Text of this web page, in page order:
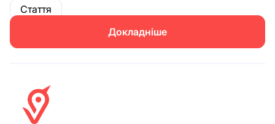
Стаття
Докладніше